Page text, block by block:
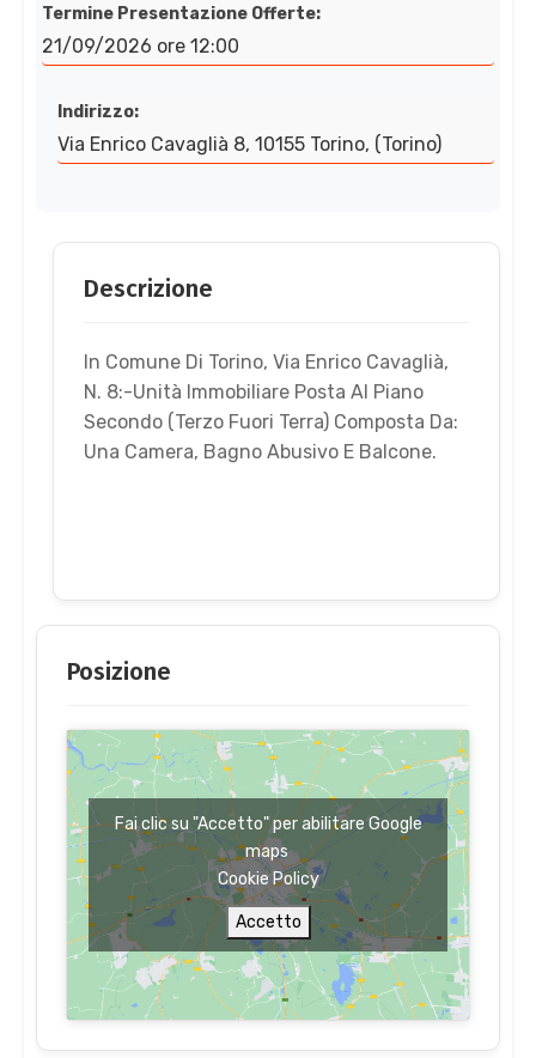
Termine Presentazione Offerte:
21/09/2026 ore 12:00
Indirizzo:
Via Enrico Cavaglià 8, 10155 Torino, (Torino)
Descrizione
In Comune Di Torino, Via Enrico Cavaglià,
N. 8:-Unità Immobiliare Posta Al Piano
Secondo (Terzo Fuori Terra) Composta Da:
Una Camera, Bagno Abusivo E Balcone.
Posizione
Fai clic su "Accetto" per abilitare Google
maps
Cookie Policy
Accetto